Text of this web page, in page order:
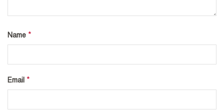
Name *
Email *